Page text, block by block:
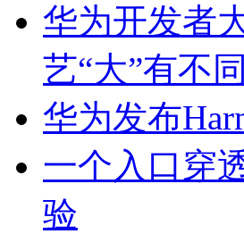
华为开发者
艺“大”有不同
华为发布
一个入口穿
验